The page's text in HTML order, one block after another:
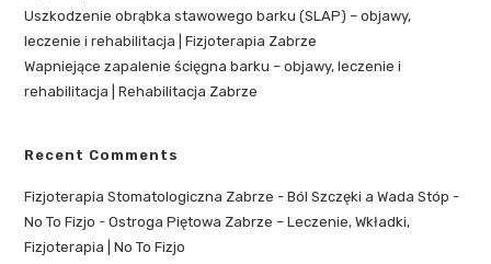
Uszkodzenie obrąbka stawowego barku (SLAP) – objawy,
leczenie i rehabilitacja | Fizjoterapia Zabrze
Wapniejące zapalenie ścięgna barku – objawy, leczenie i
rehabilitacja | Rehabilitacja Zabrze
Recent Comments
Fizjoterapia Stomatologiczna Zabrze - Ból Szczęki a Wada Stóp -
No To Fizjo -Ostroga Piętowa Zabrze – Leczenie, Wkładki,
Fizjoterapia | No To Fizjo